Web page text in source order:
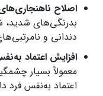
اصلاح
بدرنگی‌های
دندانی و
افزایش اعتماد
معمولاً بسیار
اعتماد به‌نفس فرد